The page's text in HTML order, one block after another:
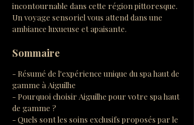
incontournable dans cette région pittoresque.
Un voyage sensoriel vous attend dans une
ambiance luxueuse et apaisante.
Sommaire
- Résumé de l'expérience unique du spa haut de
gamme à Aiguilhe
- Pourquoi choisir Aiguilhe pour votre spa haut
de gamme ?
- Quels sont les soins exclusifs proposés par le